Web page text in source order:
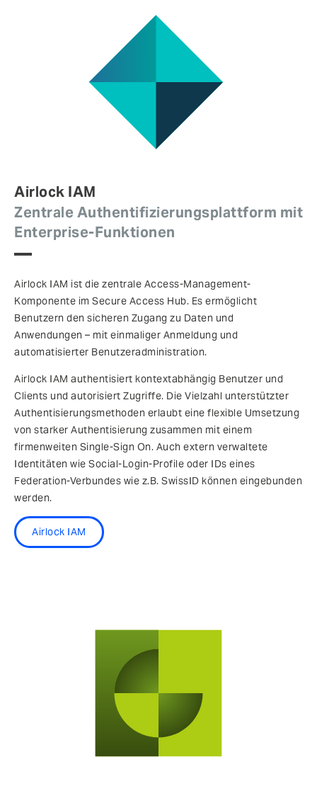
Airlock IAM
Zentrale Authentifizierungsplattform mit
Enterprise-Funktionen
Airlock IAM ist die zentrale Access-Management-
Komponente im Secure Access Hub. Es ermöglicht
Benutzern den sicheren Zugang zu Daten und
Anwendungen – mit einmaliger Anmeldung und
automatisierter Benutzeradministration.
Airlock IAM authentisiert kontextabhängig Benutzer und
Clients und autorisiert Zugriffe. Die Vielzahl unterstützter
Authentisierungsmethoden erlaubt eine flexible Umsetzung
von starker Authentisierung zusammen mit einem
firmenweiten Single-Sign On. Auch extern verwaltete
Identitäten wie Social-Login-Profile oder IDs eines
Federation-Verbundes wie z.B. SwissID können eingebunden
werden.
Airlock IAM